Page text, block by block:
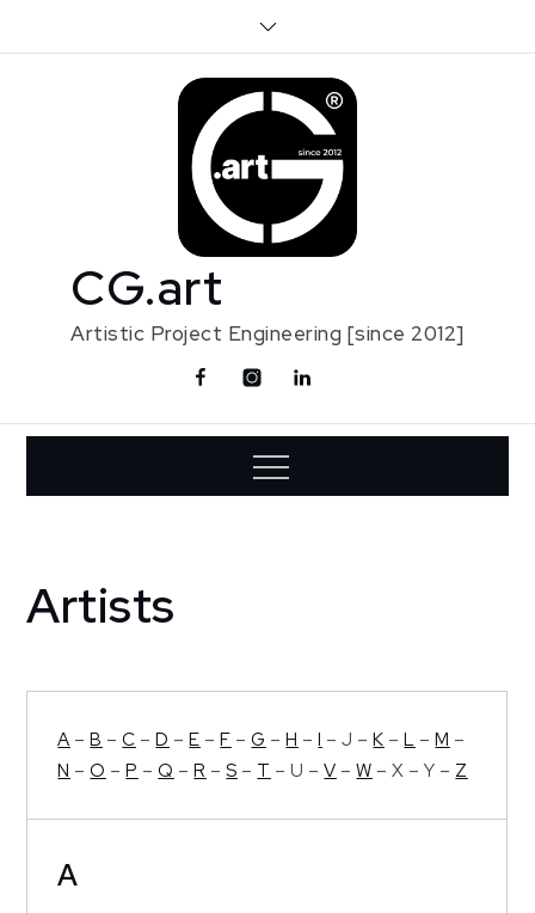
CG.art
Artistic Project Engineering [since 2012]
FacebookInstagramLinkedin
Home
Artists
Artists
A –B –C –D –E –F –G –H –I – J –K –L –M –
N –O –P –Q –R –S – T – U –V –W – X – Y – Z
A